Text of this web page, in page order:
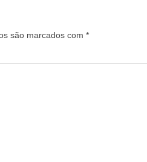
são marcados com *